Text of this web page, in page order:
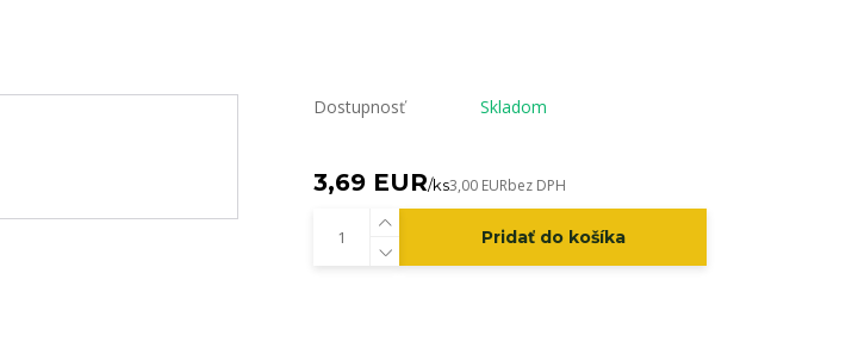
Dostupnosť Skladom
3,69 EUR/ks3,00 EURbez DPH
Pridať do košíka